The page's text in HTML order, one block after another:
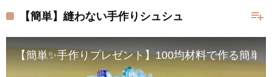
playlist_add
【簡単】縫わない手作りシュシュ
【簡単✨手作りプレゼント】100均材料で作る簡